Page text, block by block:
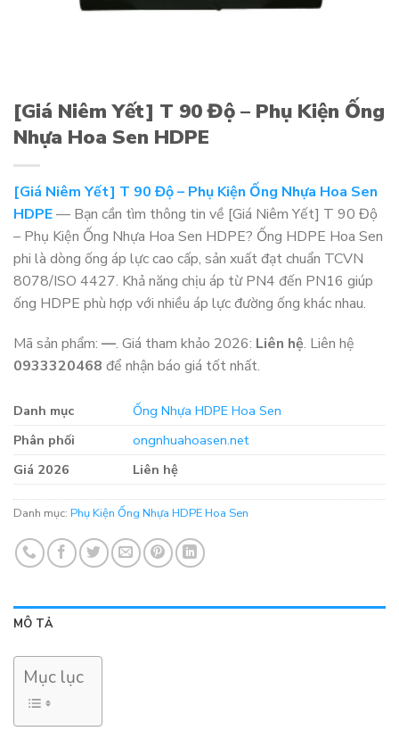
[Giá Niêm Yết] T 90 Độ – Phụ Kiện Ống
Nhựa Hoa Sen HDPE
[Giá Niêm Yết] T 90 Độ – Phụ Kiện Ống Nhựa Hoa Sen
HDPE— Bạn cần tìm thông tin về [Giá Niêm Yết] T 90 Độ
– Phụ Kiện Ống Nhựa Hoa Sen HDPE? Ống HDPE Hoa Sen
phi là dòng ống áp lực cao cấp, sản xuất đạt chuẩn TCVN
8078/ISO 4427. Khả năng chịu áp từ PN4 đến PN16 giúp
ống HDPE phù hợp với nhiều áp lực đường ống khác nhau.
Mã sản phẩm: —. Giá tham khảo 2026: Liên hệ. Liên hệ
0933320468 để nhận báo giá tốt nhất.
Danh mục
Ống Nhựa HDPE Hoa Sen
Phân phối
ongnhuahoasen.net
Giá 2026
Liên hệ
Danh mục: Phụ Kiện Ống Nhựa HDPE Hoa Sen
MÔ TẢ
Mục lục